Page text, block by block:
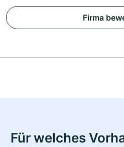
Firma
Für welches